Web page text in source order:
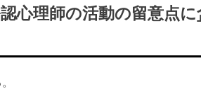
心理師の活動の留意点に